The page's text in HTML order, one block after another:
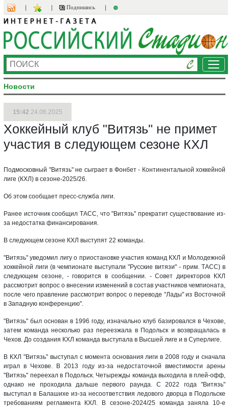
Подпишись
Новости
15:42 24.06.2025
Хоккейный клуб "Витязь" не примет
участия в следующем сезоне КХЛ
Подмосковный "Витязь" не сыграет в Фонбет - Континентальной хоккейной
лиге (КХЛ) в сезоне-2025/26.
Об этом сообщает пресс-служба лиги.
Ранее источник сообщил ТАСС, что "Витязь" прекратит существование из-
за недостатка финансирования.
В следующем сезоне КХЛ выступят 22 команды.
"Витязь" уведомил лигу о приостановке участия команд КХЛ и Молодежной
хоккейной лиги (в чемпионате выступали "Русские витязи" - прим. ТАСС) в
следующем сезоне, - говорится в сообщении. - Совет директоров КХЛ
рассмотрит вопрос о внесении изменений в состав участников чемпионата,
после чего правление рассмотрит вопрос о переводе "Лады" из Восточной
в Западную конференцию".
"Витязь" был основан в 1996 году, изначально клуб базировался в Чехове,
затем команда несколько раз переезжала в Подольск и возвращалась в
Чехов. До создания КХЛ команда выступала в Высшей лиге и в Суперлиге.
В КХЛ "Витязь" выступал с момента основания лиги в 2008 году и сначала
играл в Чехове. В 2013 году из-за недостаточной вместимости арены
"Витязь" переехал в Подольск. Четырежды команда выходила в плей-офф,
однако не проходила дальше первого раунда. С 2022 года "Витязь"
выступал в Балашихе из-за несоответствия ледового дворца в Подольске
требованиям регламента КХЛ. В сезоне-2024/25 команда заняла 10-е